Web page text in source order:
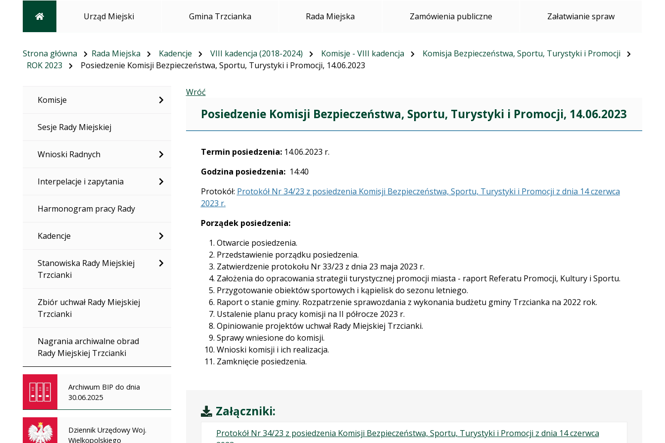
Strona głównaUrząd Miejski Gmina Trzcianka Rada Miejska Zamówienia publiczne Załatwianie spraw
Strona główna Rada Miejska Kadencje VIII kadencja (2018-2024) Komisje - VIII kadencja
Komisja Bezpieczeństwa, Sportu, Turystyki i Promocji
ROK 2023
Posiedzenie Komisji Bezpieczeństwa, Sportu, Turystyki i Promocji, 14.06.2023
Komisje
Sesje Rady Miejskiej
Wnioski Radnych
Interpelacje i zapytania
Harmonogram pracy Rady
Kadencje
Stanowiska Rady Miejskiej
Trzcianki
Zbiór uchwał Rady Miejskiej
Trzcianki
Nagrania archiwalne obrad
Rady Miejskiej Trzcianki
Archiwum BIP do dnia
30.06.2025
Dziennik Urzędowy Woj.
Wielkopolskiego
Wróć
Posiedzenie Komisji Bezpieczeństwa, Sportu, Turystyki i Promocji, 14.06.2023
Termin posiedzenia:14.06.2023 r.
Godzina posiedzenia: 14:40
Protokół: Protokół Nr 34/23 z posiedzenia Komisji Bezpieczeństwa, Sportu, Turystyki i Promocji z dnia 14 czerwca
2023 r.
Porządek posiedzenia:
Otwarcie posiedzenia.
Przedstawienie porządku posiedzenia.
Zatwierdzenie protokołu Nr 33/23 z dnia 23 maja 2023 r.
Założenia do opracowania strategii turystycznej promocji miasta - raport Referatu Promocji, Kultury i Sportu.
Przygotowanie obiektów sportowych i kąpielisk do sezonu letniego.
Raport o stanie gminy. Rozpatrzenie sprawozdania z wykonania budżetu gminy Trzcianka na 2022 rok.
Ustalenie planu pracy komisji na II półrocze 2023 r.
Opiniowanie projektów uchwał Rady Miejskiej Trzcianki.
Sprawy wniesione do komisji.
Wnioski komisji i ich realizacja.
Zamknięcie posiedzenia.
Załączniki:
Protokół Nr 34/23 z posiedzenia Komisji Bezpieczeństwa, Sportu, Turystyki i Promocji z dnia 14 czerwca